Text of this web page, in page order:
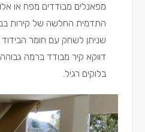
מפאנלים מבודדים מפח או
התדמית החלשה של קירות
שניתן לשחק עם חומר הבידוד
דווקא קיר מבודד ברמה
בלוקים רגיל.